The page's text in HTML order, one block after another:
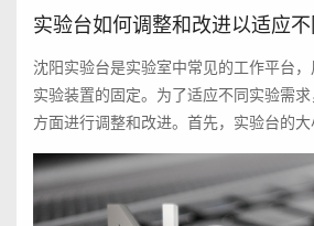
实验台如何调整和改进以适应不
沈阳实验台是实验室中常见的工作平台
实验装置的固定。为了适应不同实验需
方面进行调整和改进。首先，实验台的
验需求进行调整。对于一些需要安装...